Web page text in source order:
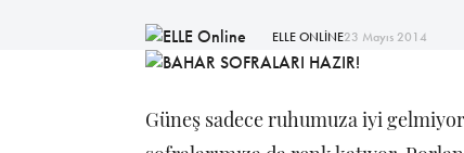
ELLE ONLİNE23 Mayıs 2014
Güneş sadece ruhumuza iyi